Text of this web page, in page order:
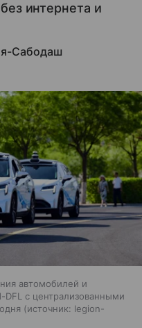
интернета и
Сабодаш
автомобилей и
DFL с централизованными
источник: legion-